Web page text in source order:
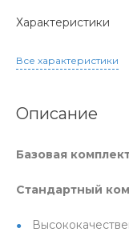
Характеристики
Все характеристики
Описание
Базовая
Стандартный